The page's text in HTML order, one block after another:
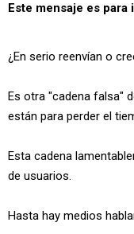
Este mensaje es
¿En serio reenvían o
Es otra "cadena falsa"
están para perder el
Esta cadena
de usuarios.
Hasta hay medios